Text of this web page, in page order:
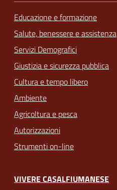
Educazione e formazione
Salute, benessere e assistenza
Servizi Demografici
Giustizia e sicurezza pubblica
Cultura e tempo libero
Ambiente
Agricoltura e pesca
Autorizzazioni
Strumenti on-line
VIVERE CASALFIUMANESE